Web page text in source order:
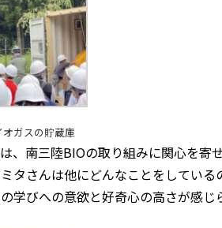
オガスの貯蔵庫
、南三陸BIOの取り組みに関心を寄
タさんは他にどんなことをしてい
学びへの意欲と好奇心の高さが感じ